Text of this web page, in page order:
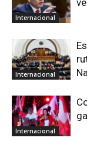
Internacional
Internacional
Internacional